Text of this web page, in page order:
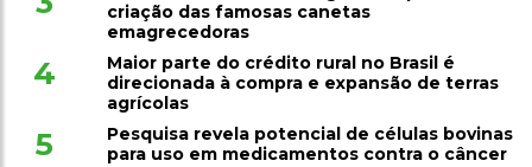
criação das famosas canetas
emagrecedoras
4
Maior parte do crédito rural no Brasil é
direcionada à compra e expansão de terras
agrícolas
5
Pesquisa revela potencial de células bovinas
para uso em medicamentos contra o câncer